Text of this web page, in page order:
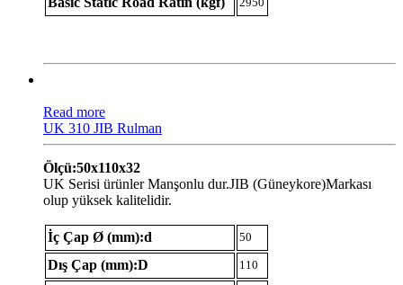
Read more
UK 310 JIB Rulman
Ölçü:50x110x32
UK Serisi ürünler Manşonlu dur.JIB (Güneykore)Markası
olup yüksek kalitelidir.
İç Çap Ø (mm):d 50
Dış Çap (mm):D 110